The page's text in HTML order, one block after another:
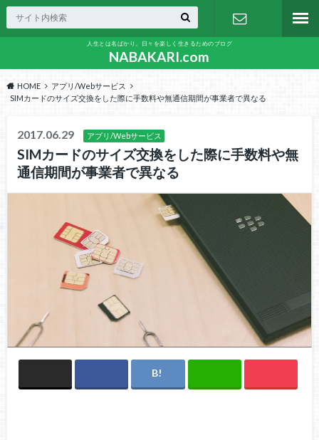
人生とは名ばかり。日々を楽しく生きるためのブログ
NABAKARI.com
HOME
アプリ/Webサービス
SIMカードのサイズ交換をした際に手数料や無通信期間が事業者で異なる
2017.06.29 アプリ/Webサービス
SIMカードのサイズ交換をした際に手数料や無
通信期間が事業者で異なる